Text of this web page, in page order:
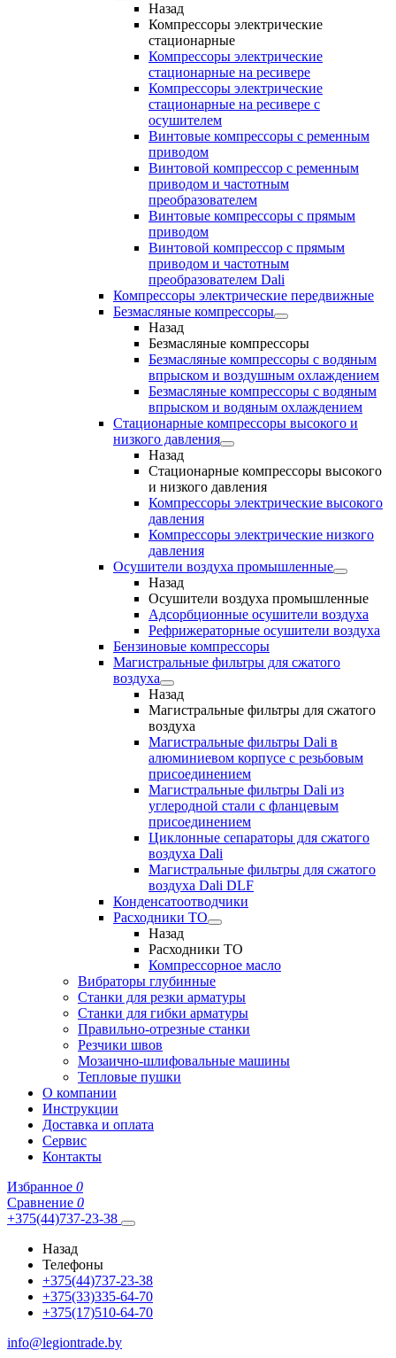
Назад
Компрессоры электрические
стационарные
Компрессоры электрические
стационарные на ресивере
Компрессоры электрические
стационарные на ресивере с
осушителем
Винтовые компрессоры с ременным
приводом
Винтовой компрессор с ременным
приводом и частотным
преобразователем
Винтовые компрессоры с прямым
приводом
Винтовой компрессор с прямым
приводом и частотным
преобразователем Dali
Компрессоры электрические передвижные
Безмасляные компрессоры
Назад
Безмасляные компрессоры
Безмасляные компрессоры с водяным
впрыском и воздушным охлаждением
Безмасляные компрессоры с водяным
впрыском и водяным охлаждением
Стационарные компрессоры высокого и
низкого давления
Назад
Стационарные компрессоры высокого
и низкого давления
Компрессоры электрические высокого
давления
Компрессоры электрические низкого
давления
Осушители воздуха промышленные
Назад
Осушители воздуха промышленные
Адсорбционные осушители воздуха
Рефрижераторные осушители воздуха
Бензиновые компрессоры
Магистральные фильтры для сжатого
воздуха
Назад
Магистральные фильтры для сжатого
воздуха
Магистральные фильтры Dali в
алюминиевом корпусе с резьбовым
присоединением
Магистральные фильтры Dali из
углеродной стали с фланцевым
присоединением
Циклонные сепараторы для сжатого
воздуха Dali
Магистральные фильтры для сжатого
воздуха Dali DLF
Конденсатоотводчики
Расходники ТО
Назад
Расходники ТО
Компрессорное масло
Вибраторы глубинные
Станки для резки арматуры
Станки для гибки арматуры
Правильно-отрезные станки
Резчики швов
Мозаично-шлифовальные машины
Тепловые пушки
О компании
Инструкции
Доставка и оплата
Сервис
Контакты
Избранное 0
Сравнение 0
+375(44)737-23-38
Назад
Телефоны
+375(44)737-23-38
+375(33)335-64-70
+375(17)510-64-70
info@legiontrade.by